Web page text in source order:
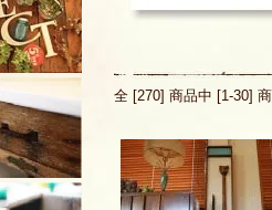
全 [270] 商品中 [1-30]